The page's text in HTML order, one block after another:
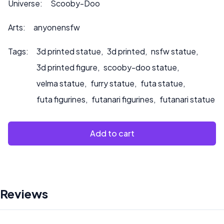
Universe: Scooby-Doo
Arts: anyonensfw
Tags: 3d printed statue, 3d printed, nsfw statue,
3d printed figure, scooby-doo statue,
velma statue, furry statue, futa statue,
futa figurines, futanari figurines, futanari statue
Add to cart
Reviews